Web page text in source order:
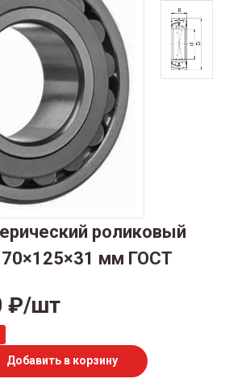
роликовый
мм ГОСТ
₽/шт
Добавить в корзину